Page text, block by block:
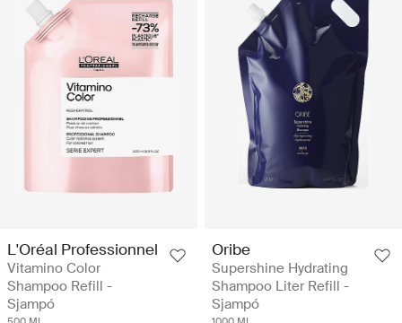
L'Oréal Professionnel
Vitamino Color
Shampoo Refill -
Sjampó
Oribe
Supershine Hydrating
Shampoo Liter Refill -
Sjampó